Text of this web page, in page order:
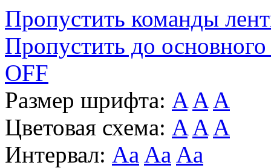
Пропустить команды
Пропустить до основного
OFF
Размер шрифта: A A A
Цветовая схема: A A A
Интервал: Aa Aa Aa